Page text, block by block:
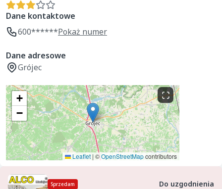
Dane kontaktowe
600******Pokaż numer
Dane adresowe
Grójec
+
−
Leaflet | ©OpenStreetMapcontributors
Sprzedam
Do uzgodnienia